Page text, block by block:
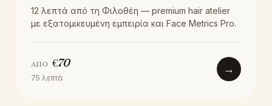
12 λεπτά από τη Φιλοθέη — premium hair atelier
με εξατομικευμένη εμπειρία και Face Metrics Pro.
ΑΠΌ €70
75 λεπτά
→